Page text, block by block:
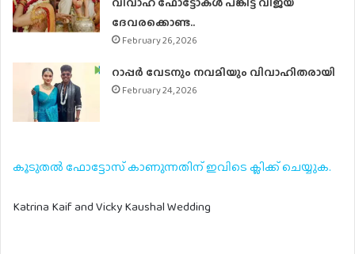
ദേവരക്കൊണ്ട..
February 26, 2026
റാപ്പർ വേടനും നവമിയും വിവാഹിതരായി
February 24, 2026
കൂടുതൽ ഫോട്ടോസ് കാണുന്നതിന് ഇവിടെ ക്ലിക്ക് ചെയ്യുക.
Katrina Kaif and Vicky Kaushal Wedding